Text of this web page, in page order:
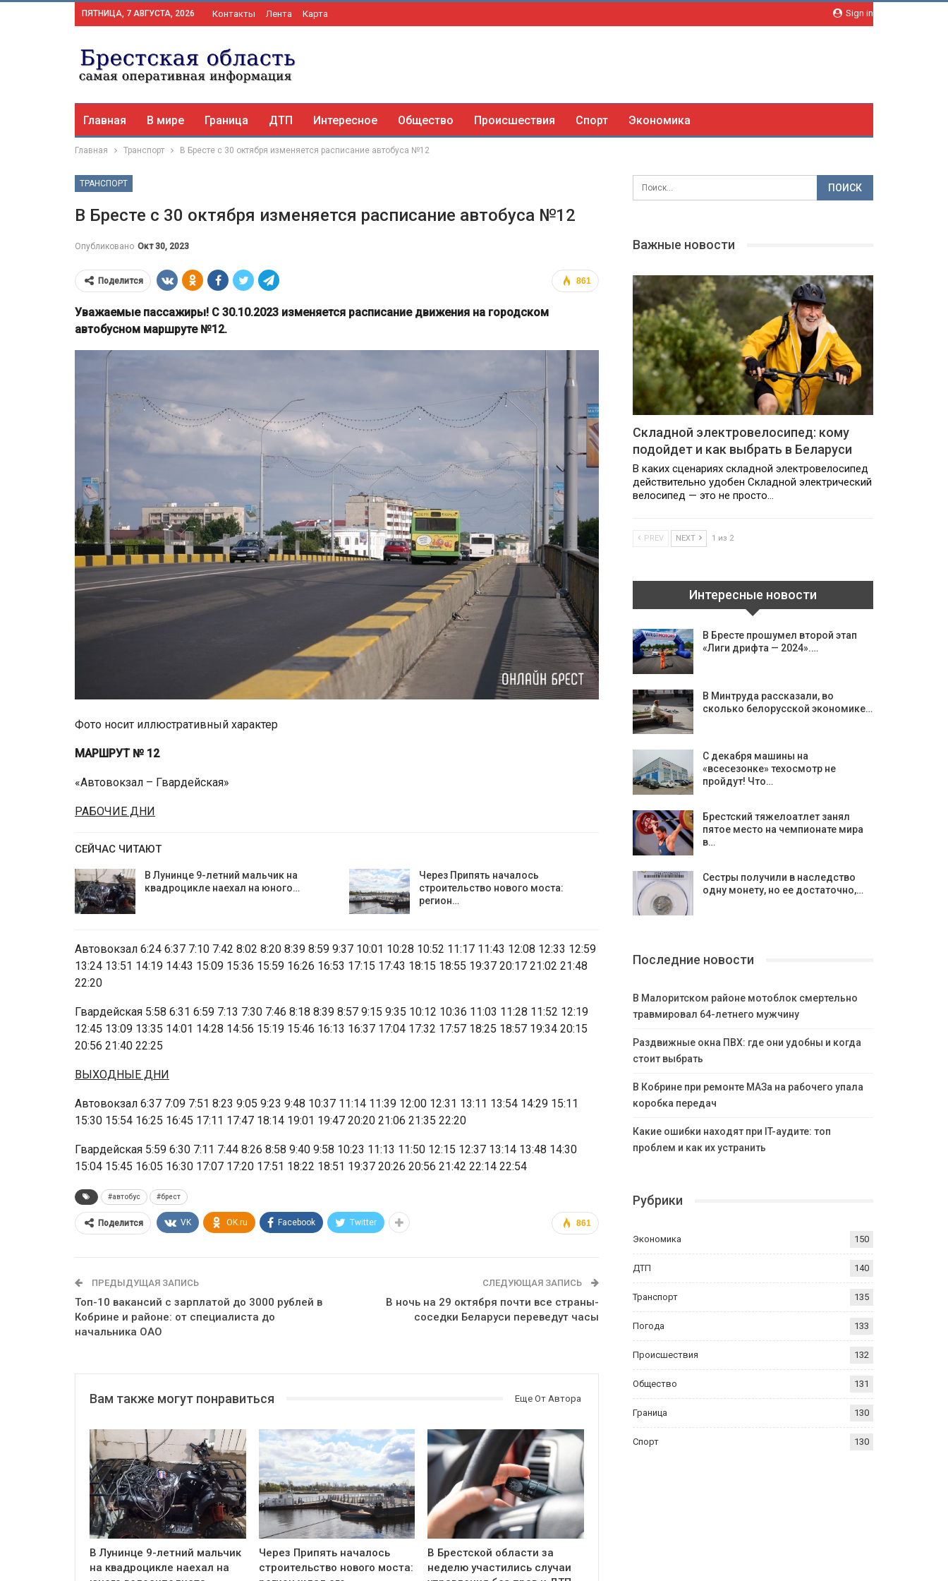
Sign in
ПЯТНИЦА, 7 АВГУСТА, 2026 Контакты Лента Карта
Главная В мире Граница ДТП Интересное Общество Происшествия Спорт Экономика
Главная Транспорт В Бресте с 30 октября изменяется расписание автобуса №12
ТРАНСПОРТ
В Бресте с 30 октября изменяется расписание автобуса №12
Опубликовано Окт 30, 2023
861
Поделится
Уважаемые пассажиры! С 30.10.2023 изменяется расписание движения на городском
автобусном маршруте №12.
Фото носит иллюстративный характер
МАРШРУТ № 12
«Автовокзал – Гвардейская»
РАБОЧИЕ ДНИ
СЕЙЧАС ЧИТАЮТ
В Лунинце 9-летний мальчик на
квадроцикле наехал на юного…
Через Припять началось
строительство нового моста:
регион…
Автовокзал 6:24 6:37 7:10 7:42 8:02 8:20 8:39 8:59 9:37 10:01 10:28 10:52 11:17 11:43 12:08 12:33 12:59
13:24 13:51 14:19 14:43 15:09 15:36 15:59 16:26 16:53 17:15 17:43 18:15 18:55 19:37 20:17 21:02 21:48
22:20
Гвардейская 5:58 6:31 6:59 7:13 7:30 7:46 8:18 8:39 8:57 9:15 9:35 10:12 10:36 11:03 11:28 11:52 12:19
12:45 13:09 13:35 14:01 14:28 14:56 15:19 15:46 16:13 16:37 17:04 17:32 17:57 18:25 18:57 19:34 20:15
20:56 21:40 22:25
ВЫХОДНЫЕ ДНИ
Автовокзал 6:37 7:09 7:51 8:23 9:05 9:23 9:48 10:37 11:14 11:39 12:00 12:31 13:11 13:54 14:29 15:11
15:30 15:54 16:25 16:45 17:11 17:47 18:14 19:01 19:47 20:20 21:06 21:35 22:20
Гвардейская 5:59 6:30 7:11 7:44 8:26 8:58 9:40 9:58 10:23 11:13 11:50 12:15 12:37 13:14 13:48 14:30
15:04 15:45 16:05 16:30 17:07 17:20 17:51 18:22 18:51 19:37 20:26 20:56 21:42 22:14 22:54
#автобус #брест
861
Поделится VK OK.ru Facebook Twitter
ПРЕДЫДУЩАЯ ЗАПИСЬ
Топ-10 вакансий с зарплатой до 3000 рублей в
Кобрине и районе: от специалиста до
начальника ОАО
СЛЕДУЮЩАЯ ЗАПИСЬ
В ночь на 29 октября почти все страны-
соседки Беларуси переведут часы
Вам также могут понравиться Еще От Автора
В Лунинце 9-летний мальчик
на квадроцикле наехал на
Через Припять началось
строительство нового моста:
В Брестской области за
неделю участились случаи
Важные новости
Складной электровелосипед: кому
подойдет и как выбрать в Беларуси
В каких сценариях складной электровелосипед
действительно удобен Складной электрический
велосипед — это не просто…
PREV NEXT 1 из 2
Интересные новости
В Бресте прошумел второй этап
«Лиги дрифта — 2024».…
В Минтруда рассказали, во
сколько белорусской экономике…
С декабря машины на
«всесезонке» техосмотр не
пройдут! Что…
Брестский тяжелоатлет занял
пятое место на чемпионате мира
в…
Сестры получили в наследство
одну монету, но ее достаточно,…
Последние новости
В Малоритском районе мотоблок смертельно
травмировал 64-летнего мужчину
Раздвижные окна ПВХ: где они удобны и когда
стоит выбрать
В Кобрине при ремонте МАЗа на рабочего упала
коробка передач
Какие ошибки находят при IT-аудите: топ
проблем и как их устранить
Рубрики
Экономика 150
ДТП 140
Транспорт 135
Погода 133
Происшествия 132
Общество 131
Граница 130
Спорт 130